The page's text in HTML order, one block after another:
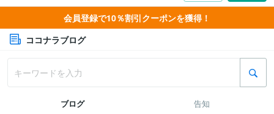
会員登録で10％割引クーポンを獲得！
ココナラブログ
ブログ 告知